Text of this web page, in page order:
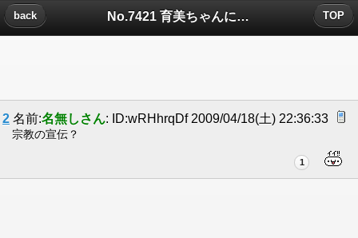
No.7421 育美ちゃんについたコメント
back TOP
2 名前:名無しさん: ID:wRHhrqDf 2009/04/18(土) 22:36:33
宗教の宣伝？
1